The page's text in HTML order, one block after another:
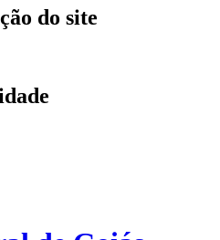
Acesso à informação
do site